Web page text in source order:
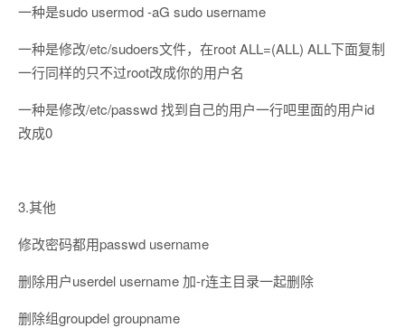
一种是sudo usermod -aG sudo username
一种是修改/etc/sudoers文件，在root ALL=(ALL) ALL下面复制
一行同样的只不过root改成你的用户名
一种是修改/etc/passwd 找到自己的用户一行吧里面的用户id
改成0
3.其他
修改密码都用passwd username
删除用户userdel username 加-r连主目录一起删除
删除组groupdel groupname